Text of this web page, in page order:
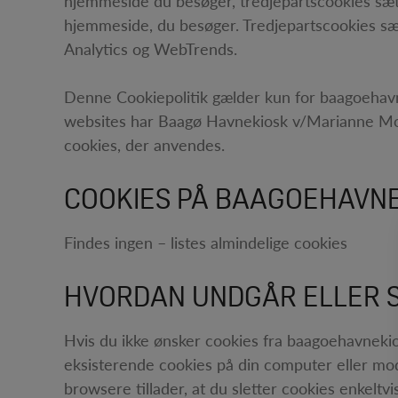
hjemmeside, du besøger. Tredjepartscookies
Analytics og WebTrends.
Denne Cookiepolitik gælder kun for
websites har Baagø Havnekiosk v/Marianne
cookies, der anvendes.
COOKIES PÅ
Findes ingen – listes almindelige cookies
HVORDAN UNDGÅR ELLER
Hvis du ikke ønsker cookies fra
eksisterende cookies på din computer eller
browsere tillader, at du sletter cookies